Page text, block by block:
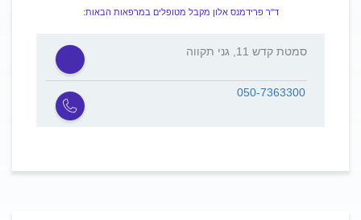
ד"ר פרידמנס אלון מקבל מטופלים במרפאות הבאות:
סמטת קדש 11, גני תקווה
050-7363300